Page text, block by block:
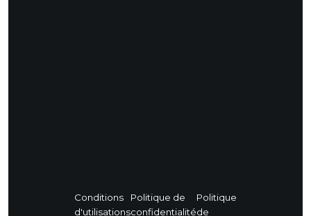
Conditions
d'utilisations
Politique de
confidentialité
Politique
de